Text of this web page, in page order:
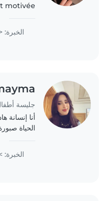
motivée
et le
et
الخبرة:
جليسة
أنا إنسانة
الحياة
الخبرة: